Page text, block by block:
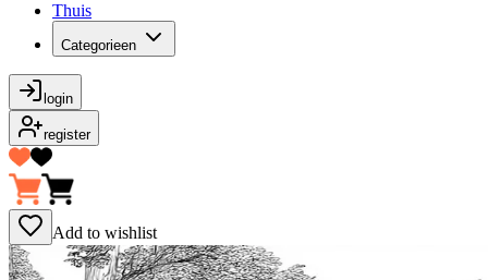
Thuis
Categorieen
login
register
Add to wishlist